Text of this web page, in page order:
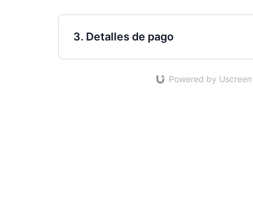
3. Detalles de pago
Powered by Uscreen